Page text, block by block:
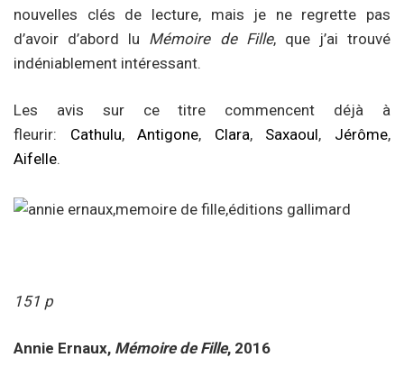
nouvelles clés de lecture, mais je ne regrette pas
d’avoir d’abord lu Mémoire de Fille, que j’ai trouvé
indéniablement intéressant.
Les avis sur ce titre commencent déjà à
fleurir: Cathulu,Antigone, Clara, Saxaoul, Jérôme,
Aifelle.
151 p
Annie Ernaux, Mémoire de Fille, 2016